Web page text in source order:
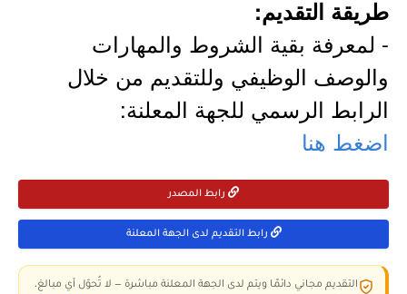
طريقة التقديم:
- لمعرفة بقية الشروط والمهارات
والوصف الوظيفي وللتقديم من خلال
الرابط الرسمي للجهة المعلنة:
اضغط هنا
رابط المصدر
رابط التقديم لدى الجهة المعلنة
التقديم مجاني دائمًا ويتم لدى الجهة المعلنة مباشرة — لا تُحوّل أي مبالغ،